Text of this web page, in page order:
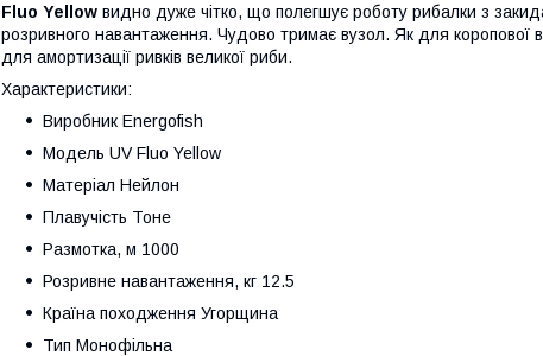
Fluo Yellow видно дуже чітко, що полегшує роботу рибалки з
розривного навантаження. Чудово тримає вузол. Як для коропової
для амортизації ривків великої риби.
Характеристики:
Виробник Energofish
Модель UV Fluo Yellow
Матеріал Нейлон
Плавучість Тоне
Размотка, м 1000
Розривне навантаження, кг 12.5
Країна походження Угорщина
Тип Монофільна